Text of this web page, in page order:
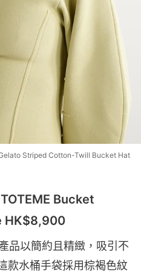
Striped Cotton-Twill Bucket Hat
Bucket
HK$8,900
品以簡約且精緻，吸引不
款水桶手袋採用棕褐色紋